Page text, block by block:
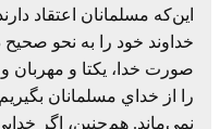
اين‌كه‌ مسلمانان‌ اعتقاد
خداوند خود را به‌ نحو
صورت‌ خدا، يكتا و
را از خداي‌ مسلمانان‌
نمي‌ماند. هم‌چنين، اگر